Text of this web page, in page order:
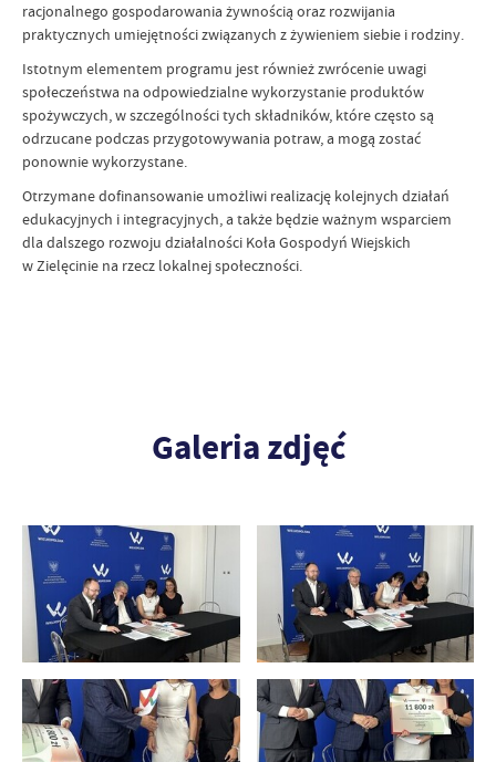
racjonalnego gospodarowania żywnością oraz rozwijania
praktycznych umiejętności związanych z żywieniem siebie i rodziny.
Istotnym elementem programu jest również zwrócenie uwagi
społeczeństwa na odpowiedzialne wykorzystanie produktów
spożywczych, w szczególności tych składników, które często są
odrzucane podczas przygotowywania potraw, a mogą zostać
ponownie wykorzystane.
Otrzymane dofinansowanie umożliwi realizację kolejnych działań
edukacyjnych i integracyjnych, a także będzie ważnym wsparciem
dla dalszego rozwoju działalności Koła Gospodyń Wiejskich
w Zielęcinie na rzecz lokalnej społeczności.
Galeria zdjęć